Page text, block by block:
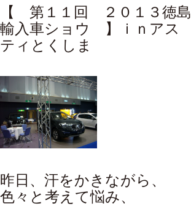
【 第１１回 ２０１３徳島
輸入車ショウ 】
ｉｎアス
ティとくしま
昨日、汗をかきながら、
色々と考えて悩み、